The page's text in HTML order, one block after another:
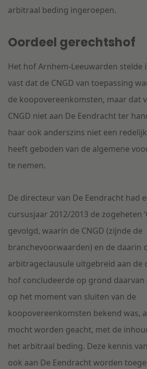
arbitraal beding ingeroepen.
Oordeel gerechtshof
Het hof Arnhem-Leeuwarden stelde
vast dat de CNGD van toepassing
de koopovereenkomsten, maar dat
CNGD niet aan De Eendracht ter
haar ook anderszins niet een
heeft geboden van de algemene
te nemen.
De directeur van De Eendracht had
cursusjaar 2012/2013 de zogeheten
gevolgd, waarin de CNGD (zijnde de
branchevoorwaarden) en de daarin
arbitrageclausule uitgebreid aan de
hof concludeerde op grond
op het moment van sluiten van de
koopovereenkomsten bekend was,
mocht worden geacht, met de
het arbitraal beding. Deze kennis
ook aan De Eendracht worden